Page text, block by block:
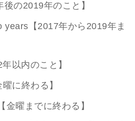
の2019年のこと】
【2017年から2019年ま
以内のこと】
に終わる】
曜までに終わる】